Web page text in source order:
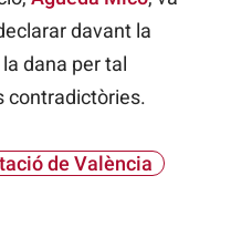
davant la
dana per tal
contradictòries.
de València